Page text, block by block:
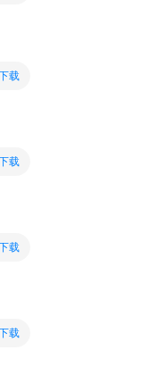
载
载
载
载